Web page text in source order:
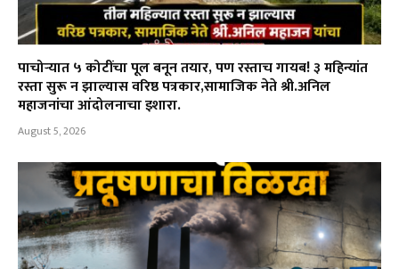
पाचोऱ्यात ५ कोटींचा पूल बनून तयार, पण रस्ताच गायब! ३ महिन्यांत
रस्ता सुरू न झाल्यास वरिष्ठ पत्रकार,सामाजिक नेते श्री.अनिल
महाजनांचा आंदोलनाचा इशारा.
August 5, 2026